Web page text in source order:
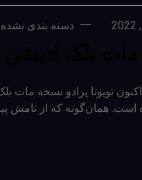
دسته بندی نشده
است. همان‌گونه که از